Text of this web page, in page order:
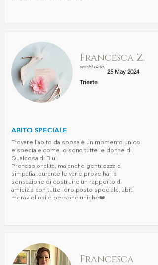
Francesca Z.
wedd date:
25 May 2024
Trieste
ABITO SPECIALE
Trovare l’abito da sposa è un momento unico
e speciale come lo sono tutte le donne di
Qualcosa di Blu!
Professionalità, ma anche gentilezza e
simpatia..durante le varie prove hai la
sensazione di costruire un rapporto di
amicizia con tutte loro.posto speciale, abiti
meravigliosi e persone uniche❤️
Francesca